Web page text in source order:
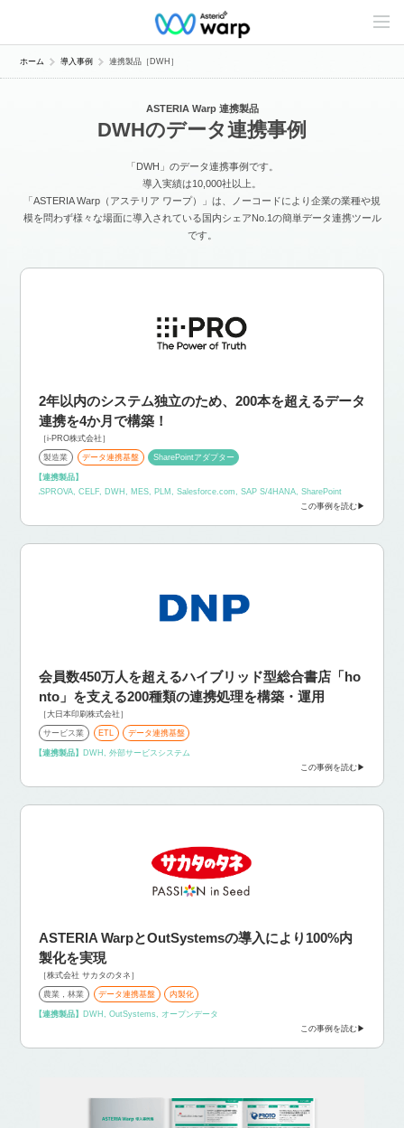
C
n
e
ホーム 導入事例 連携製品［DWH］
ASTERIA Warp 連携製品
DWHのデータ連携事例
「DWH」のデータ連携事例です。
導入実績は10,000社以上。
「ASTERIA Warp（アステリア ワープ）」は、ノーコードにより企業の業種や規
模を問わず様々な場面に導入されている国内シェアNo.1の簡単データ連携ツール
です。
2年以内のシステム独立のため、200本を超えるデータ
連携を4か月で構築！
［i-PRO株式会社］
製造業 データ連携基盤 SharePointアダプター
【連携製品】
ASPROVA, CELF, DWH, MES, PLM, Salesforce.com, SAP S/4HANA, SharePoint
この事例を読む
会員数450万人を超えるハイブリッド型総合書店「ho
nto」を支える200種類の連携処理を構築・運用
［大日本印刷株式会社］
サービス業 ETL データ連携基盤
【連携製品】 DWH, 外部サービスシステム
この事例を読む
ASTERIA WarpとOutSystemsの導入により100%内
製化を実現
［株式会社 サカタのタネ］
農業，林業 データ連携基盤 内製化
【連携製品】 DWH, OutSystems, オープンデータ
この事例を読む